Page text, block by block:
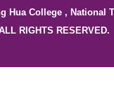
Hua College , National
RIGHTS RESERVED.